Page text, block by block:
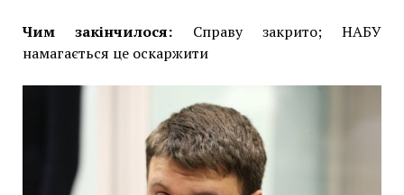
Чим закінчилося: Справу закрито; НАБУ
намагається це оскаржити